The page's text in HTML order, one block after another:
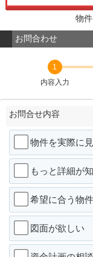
物
お問合わせ
1
内容入力
お問合せ内容
物件を実際に
もっと詳細が
希望に合う物
図面が欲しい